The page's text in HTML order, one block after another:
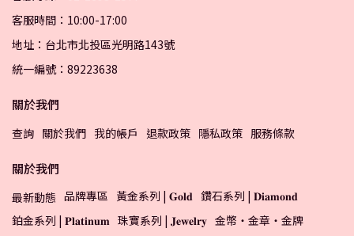
客服時間：10:00-17:00
地址：台北市北投區光明路143號
統一編號：89223638
關於我們
查詢 關於我們 我的帳戶 退款政策 隱私政策 服務條款
關於我們
最新動態 品牌專區 黃金系列 | 𝐆𝐨𝐥𝐝 鑽石系列 | 𝐃𝐢𝐚𝐦𝐨𝐧𝐝
鉑金系列 | 𝐏𝐥𝐚𝐭𝐢𝐧𝐮𝐦 珠寶系列 | 𝐉𝐞𝐰𝐞𝐥𝐫𝐲 金幣・金章・金牌